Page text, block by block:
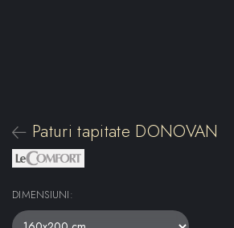
Paturi tapitate DONOVAN
DIMENSIUNI: